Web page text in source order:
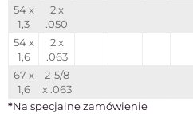
54 x
1,3
2 x
.050
54 x
1,6
2 x
.063
67 x
1,6
2-5/8
x .063
*Na specjalne zamówienie